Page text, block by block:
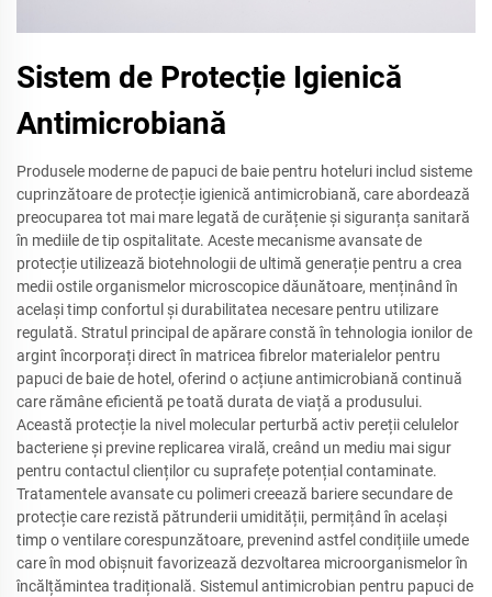
Sistem de Protecție Igienică
Antimicrobiană
Produsele moderne de papuci de baie pentru hoteluri includ sisteme
cuprinzătoare de protecție igienică antimicrobiană, care abordează
preocuparea tot mai mare legată de curățenie și siguranța sanitară
în mediile de tip ospitalitate. Aceste mecanisme avansate de
protecție utilizează biotehnologii de ultimă generație pentru a crea
medii ostile organismelor microscopice dăunătoare, menținând în
același timp confortul și durabilitatea necesare pentru utilizare
regulată. Stratul principal de apărare constă în tehnologia ionilor de
argint încorporați direct în matricea fibrelor materialelor pentru
papuci de baie de hotel, oferind o acțiune antimicrobiană continuă
care rămâne eficientă pe toată durata de viață a produsului.
Această protecție la nivel molecular perturbă activ pereții celulelor
bacteriene și previne replicarea virală, creând un mediu mai sigur
pentru contactul clienților cu suprafețe potențial contaminate.
Tratamentele avansate cu polimeri creează bariere secundare de
protecție care rezistă pătrunderii umidității, permițând în același
timp o ventilare corespunzătoare, prevenind astfel condițiile umede
care în mod obișnuit favorizează dezvoltarea microorganismelor în
încălțămintea tradițională. Sistemul antimicrobian pentru papuci de